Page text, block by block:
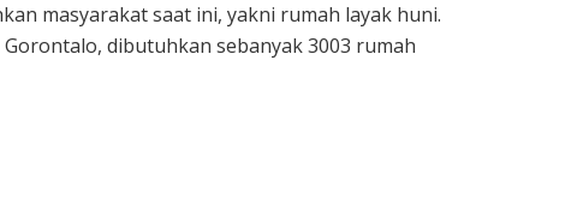
masyarakat saat ini, yakni rumah layak huni.
dibutuhkan sebanyak 3003 rumah